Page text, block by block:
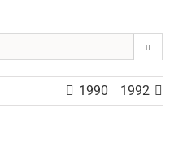

1990 1992